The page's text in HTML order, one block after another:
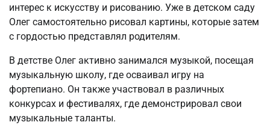
интерес к искусству и рисованию. Уже в детском саду
Олег самостоятельно рисовал картины, которые затем
с гордостью представлял родителям.
В детстве Олег активно занимался музыкой, посещая
музыкальную школу, где осваивал игру на
фортепиано. Он также участвовал в различных
конкурсах и фестивалях, где демонстрировал свои
музыкальные таланты.